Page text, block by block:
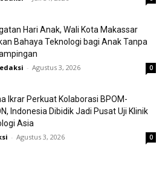
Hari Anak, Wali Kota Makassar
Bahaya Teknologi bagi Anak Tanpa
- Agustus 3, 2026 0
Ikrar Perkuat Kolaborasi BPOM-
Indonesia Dibidik Jadi Pusat Uji Klinik
Asia
- Agustus 3, 2026 0